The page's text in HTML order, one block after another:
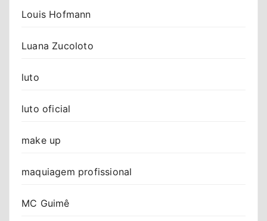
Louis Hofmann
Luana Zucoloto
luto
luto oficial
make up
maquiagem profissional
MC Guimê